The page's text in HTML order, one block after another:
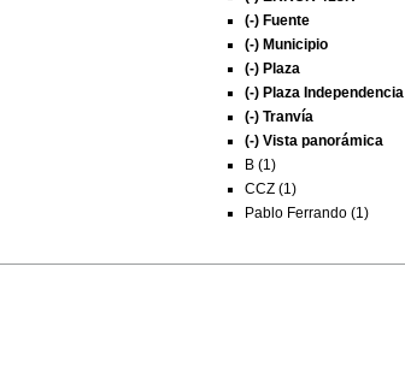
(-) Fuente
(-) Municipio
(-) Plaza
(-) Plaza Independencia
(-) Tranvía
(-) Vista panorámica
B (1)
CCZ (1)
Pablo Ferrando (1)